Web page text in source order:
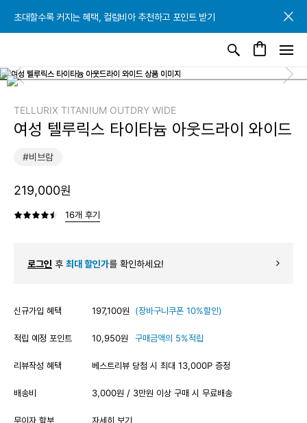
초대할수록 커지는 혜택, 컬럼비아 추천하고 포인트 받기
초대할수록 커지는 혜택, 컬럼비아 추천하고 포인트 받기
초대할수록 커지는 혜택, 컬럼비아 추천하고 포인트 받기
TELLURIX TITANIUM OUTDRY WIDE
여성 텔루릭스 타이타늄 아웃드라이 와이드
#비브람
219,000원
16개 후기
로그인 후 최대 할인가를 확인하세요!
신규가입 혜택 197,100원 (장바구니쿠폰 10%할인)
적립 예정 포인트 10,950원 구매금액의 5%적립
리뷰작성 혜택 베스트리뷰 당첨 시 최대 13,000P 증정
배송비 3,000원 / 3만원 이상 구매 시 무료배송
무이자 할부
자세히 보기